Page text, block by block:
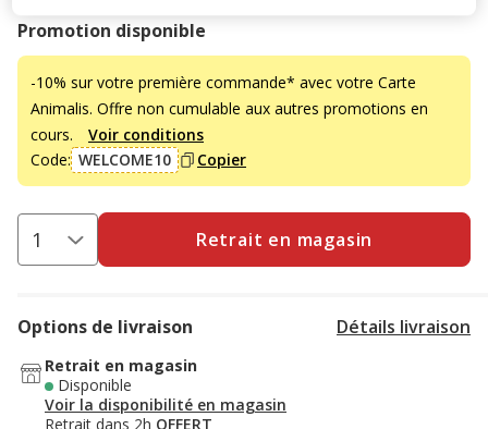
Promotion disponible
-10% sur votre première commande* avec votre Carte
Animalis. Offre non cumulable aux autres promotions en
cours.
Voir conditions
Code: WELCOME10 Copier
Retrait en magasin
Options de livraison Détails livraison
Retrait en magasin
Disponible
Voir la disponibilité en magasin
Retrait dans 2h OFFERT